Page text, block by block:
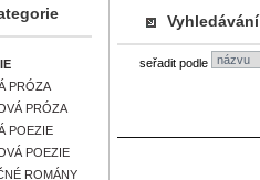
Vyhledávání
seřadit podle
PRÓZA
PRÓZA
POEZIE
POEZIE
ROMÁNY